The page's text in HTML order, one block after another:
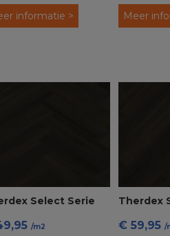
informatie > Meer
Select Serie
Weense Punt PVC
/m2
Therdex
C7536
€ 59,95/